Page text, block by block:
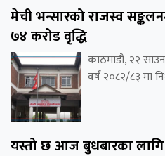
मेची भन्सारको राजस्व
७४ करोड वृद्धि
काठमाडौं, २२
वर्ष २०८२/८३ मा
यस्तो छ आज बुधबारका लागि